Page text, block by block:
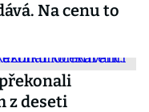
Na cenu to
z deseti